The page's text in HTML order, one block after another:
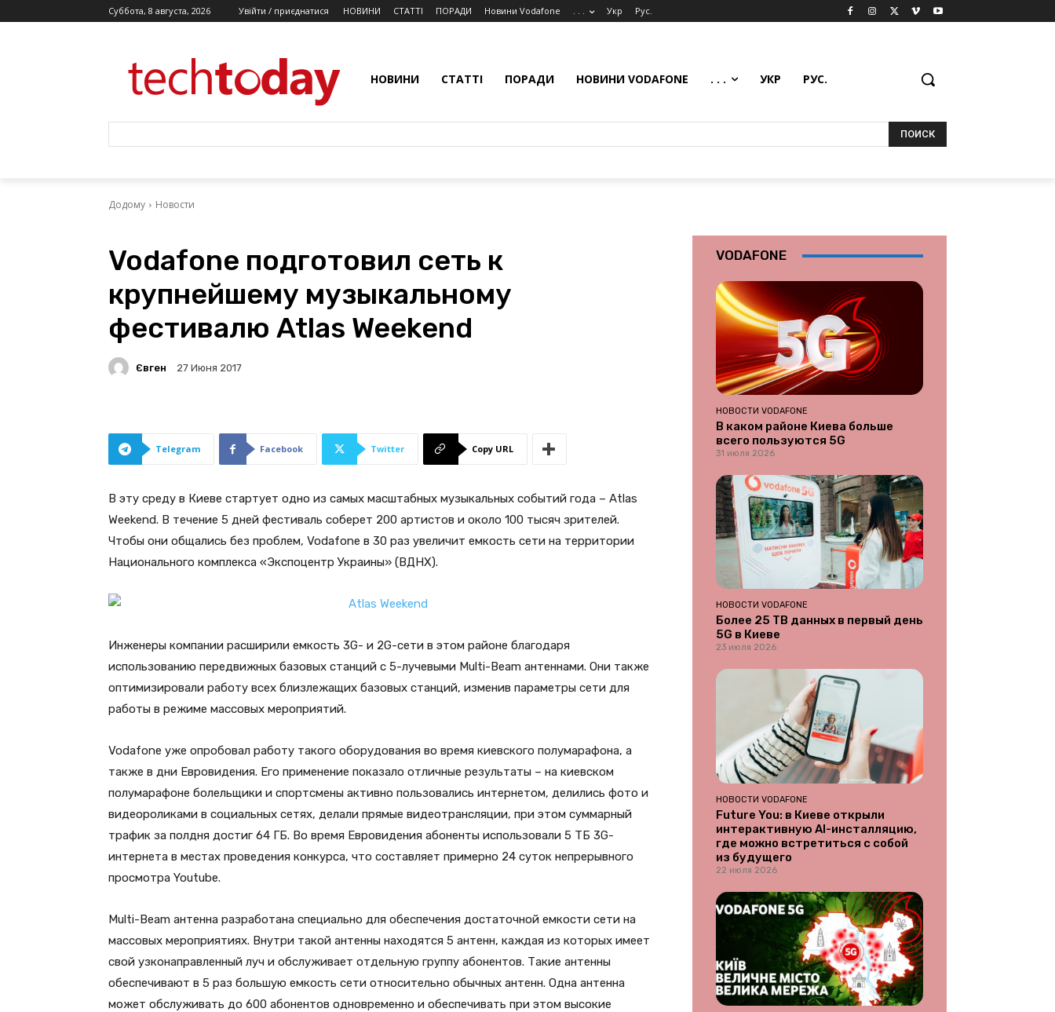
Суббота, 8 августа, 2026 Увійти / приєднатися НОВИНИ СТАТТІ ПОРАДИ Новини Vodafone . . . Укр Рус.
НОВИНИ СТАТТІ ПОРАДИ НОВИНИ VODAFONE . . . УКР РУС.
ПОИСК
Додому Новости
Vodafone подготовил сеть к
крупнейшему музыкальному
фестивалю Atlas Weekend
Євген 27 Июня 2017
Telegram Facebook Twitter Copy URL
В эту среду в Киеве стартует одно из самых масштабных музыкальных событий года – Atlas
Weekend. В течение 5 дней фестиваль соберет 200 артистов и около 100 тысяч зрителей.
Чтобы они общались без проблем, Vodafone в 30 раз увеличит емкость сети на территории
Национального комплекса «Экспоцентр Украины» (ВДНХ).
Инженеры компании расширили емкость 3G- и 2G-сети в этом районе благодаря
использованию передвижных базовых станций с 5-лучевыми Multi-Beam антеннами. Они также
оптимизировали работу всех близлежащих базовых станций, изменив параметры сети для
работы в режиме массовых мероприятий.
Vodafone уже опробовал работу такого оборудования во время киевского полумарафона, а
также в дни Евровидения. Его применение показало отличные результаты – на киевском
полумарафоне болельщики и спортсмены активно пользовались интернетом, делились фото и
видеороликами в социальных сетях, делали прямые видеотрансляции, при этом суммарный
трафик за полдня достиг 64 ГБ. Во время Евровидения абоненты использовали 5 ТБ 3G-
интернета в местах проведения конкурса, что составляет примерно 24 суток непрерывного
просмотра Youtube.
Multi-Beam антенна разработана специально для обеспечения достаточной емкости сети на
массовых мероприятиях. Внутри такой антенны находятся 5 антенн, каждая из которых имеет
свой узконаправленный луч и обслуживает отдельную группу абонентов. Такие антенны
обеспечивают в 5 раз большую емкость сети относительно обычных антенн. Одна антенна
может обслуживать до 600 абонентов одновременно и обеспечивать при этом высокие
VODAFONE
НОВОСТИ VODAFONE
В каком районе Киева больше
всего пользуются 5G
31 июля 2026
НОВОСТИ VODAFONE
Более 25 ТВ данных в первый день
5G в Киеве
23 июля 2026
НОВОСТИ VODAFONE
Future You: в Киеве открыли
интерактивную AI-инсталляцию,
где можно встретиться с собой
из будущего
22 июля 2026